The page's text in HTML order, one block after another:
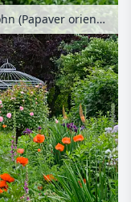
Storchschnäbel (Geranium), Türkenmohn (Papaver orientale), Rosen (Rosa), Pfingstrosen (Paeonia) und Fingerhut (Digitalis) mit Gartenpavillon